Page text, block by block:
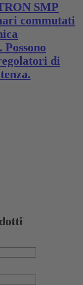
SMP
commutati
Possono
di